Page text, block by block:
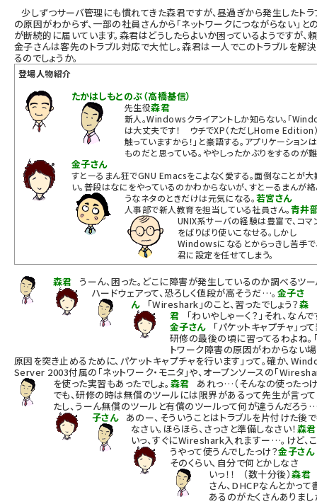
少しずつサーバ管理にも慣れてきた森君ですが、昼過ぎから発生したトラ
の原因がわからず、一部の社員さんから「ネットワークにつながらない」と
が断続的に届いています。森君はどうしたらよいか困っているようですが、
金子さんは客先のトラブル対応で大忙し。森君は一人でこのトラブルを解
るのでしょうか。
登場人物紹介
たかはしもとのぶ（高橋基信）
先生役森君
新人。Windowsクライアントしか知らない。「
は大丈夫です！ ウチでXP（ただしHome Edition
触っていますから！」と豪語する。アプリケーション
ものだと思っている。ややしったかぶりをするのが
金子さん
すとーるまん狂でGNU Emacsをこよなく愛する。面倒なことが大
い。普段はなにをやっているのかわからないが、すとーるまんが
うなネタのときだけは元気になる。若宮さん
人事部で新人教育を担当している社員さん。青井
UNIX系サーバの経験は豊富で、コマ
をばりばり使いこなせる。しかし
Windowsになるとからっきし苦手で
君に設定を任せてしまう。
森君 うーん、困った。どこに障害が発生しているのか調べるツ
ハードウェアって、恐ろしく値段が高そうだ…。 金子さ
ん「Wireshark」のこと、習ったでしょう？森
君 「わいやしゃーく？」それ、なん
金子さん「パケットキャプチャ」っ
研修の最後の頃に習ってるわよね。
トワーク障害の原因がわからない場
原因を突き止めるために、パケットキャプチャを行います」って。確か、
Server 2003付属の「ネットワーク・モニタ」や、オープンソースの「
を使った実習もあったでしょ。 森君 あれっ…（そんなの使ったっけ
でも、研修の時は無償のツールには限界があるって先生が言って
たし、うーん無償のツールと有償のツールって何が違うんだろう
子さんあのー、そういうことはトラブルを片付けた後
なさい。ほらほら、さっさと準備しなさい！森君
いっ、すぐにWireshark入れますー…。けど、
うやって使うんでしたっけ？金子さん
そのくらい、自分で何とかしなさ
いっ！！
（数十分後）森君
さん、DHCPなんとかって
あるのがたくさんありまし